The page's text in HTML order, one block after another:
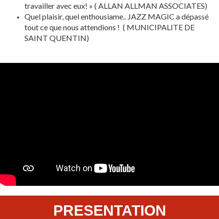
travailler avec eux! » ( ALLAN ALLMAN ASSOCIATES)
Quel plaisir, quel enthousiame.. JAZZ MAGIC a dépassé
tout ce que nous attendions ! ( MUNICIPALITE DE
SAINT QUENTIN)
PRESENTATION